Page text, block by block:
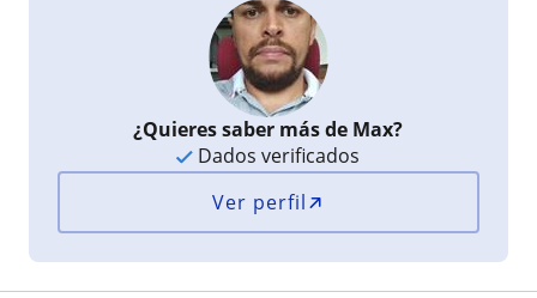
¿Quieres saber más de Max?
Dados verificados
Ver perfil